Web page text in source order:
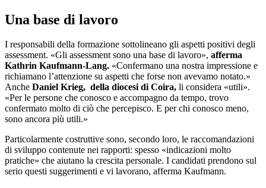
Una base di lavoro
I responsabili della formazione sottolineano gli aspetti positivi degli
assessment. «Gli assessment sono una base di lavoro», afferma
Kathrin Kaufmann-Lang. «Confermano una nostra impressione e
richiamano l’attenzione su aspetti che forse non avevamo notato.»
Anche Daniel Krieg, della diocesi di Coira, li considera «utili».
«Per le persone che conosco e accompagno da tempo, trovo
confermato molto di ciò che percepisco. E per chi conosco meno,
sono ancora più utili.»
Particolarmente costruttive sono, secondo loro, le raccomandazioni
di sviluppo contenute nei rapporti: spesso «indicazioni molto
pratiche» che aiutano la crescita personale. I candidati prendono sul
serio questi suggerimenti e vi lavorano, afferma Kaufmann.